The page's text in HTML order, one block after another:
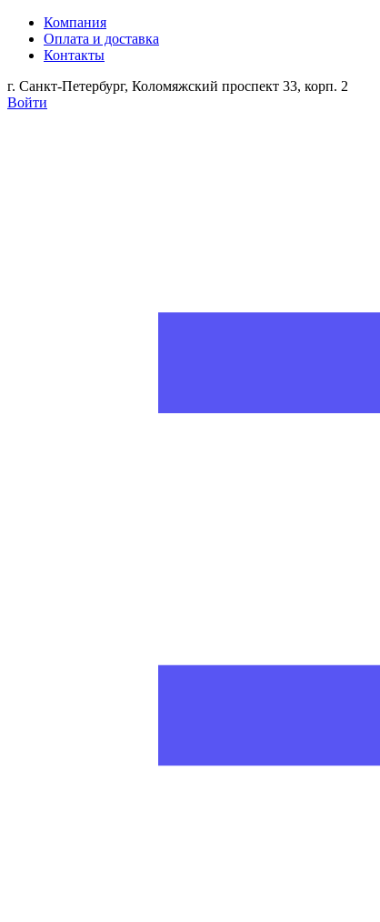
Компания
Оплата и доставка
Контакты
г. Санкт-Петербург, Коломяжский проспект 33, корп. 2
Войти